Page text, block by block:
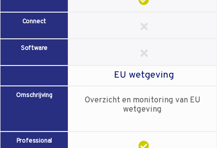
Connect
Software
EU wetgeving
Omschrijving
Overzicht en monitoring van EU
wetgeving
Professional